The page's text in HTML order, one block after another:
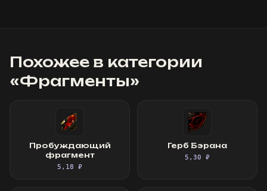
Похожее в категории
«Фрагменты»
Пробуждающий
фрагмент
5,18 ₽
Герб Бэрана
5,30 ₽